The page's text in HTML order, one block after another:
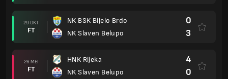
29 OKT
FT
NK BSK Bijelo Brdo
NK Slaven Belupo
0
3
26 MEI
FT
HNK Rijeka
NK Slaven Belupo
4
0